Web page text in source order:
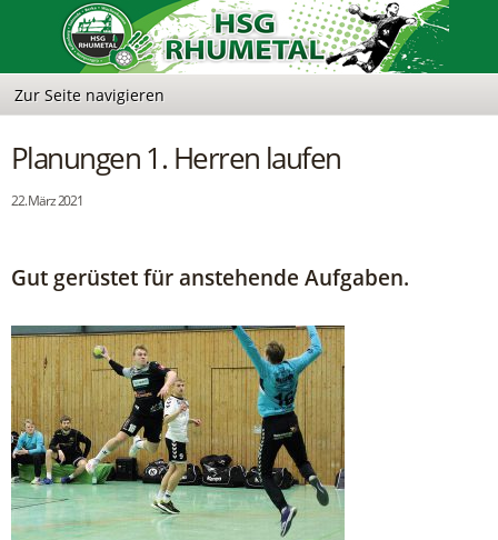
Planungen 1. Herren laufen
22. März 2021
Gut gerüstet für anstehende Aufgaben.